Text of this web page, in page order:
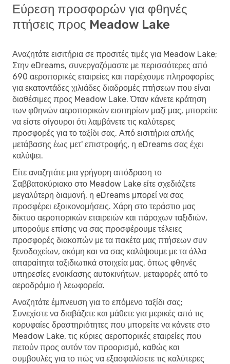
Εύρεση προσφορών για φθηνές
πτήσεις προς Meadow Lake
Αναζητάτε εισιτήρια σε προσιτές τιμές για Meadow Lake;
Στην eDreams, συνεργαζόμαστε με περισσότερες από
690 αεροπορικές εταιρείες και παρέχουμε πληροφορίες
για εκατοντάδες χιλιάδες διαδρομές πτήσεων που είναι
διαθέσιμες προς Meadow Lake. Όταν κάνετε κράτηση
των φθηνών αεροπορικών εισιτηρίων μαζί μας, μπορείτε
να είστε σίγουροι ότι λαμβάνετε τις καλύτερες
προσφορές για το ταξίδι σας. Από εισιτήρια απλής
μετάβασης έως μετ' επιστροφής, η eDreams σας έχει
καλύψει.
Είτε αναζητάτε μια γρήγορη απόδραση το
Σαββατοκύριακο στο Meadow Lake είτε σχεδιάζετε
μεγαλύτερη διαμονή, η eDreams μπορεί να σας
προσφέρει εξοικονομήσεις. Χάρη στο τεράστιο μας
δίκτυο αεροπορικών εταιρειών και πάροχων ταξιδιών,
μπορούμε επίσης να σας προσφέρουμε τέλειες
προσφορές διακοπών με τα πακέτα μας πτήσεων συν
ξενοδοχείων, ακόμη και να σας καλύψουμε με τα άλλα
απαραίτητα ταξιδιωτικά στοιχεία μας, όπως φθηνές
υπηρεσίες ενοικίασης αυτοκινήτων, μεταφορές από το
αεροδρόμιο ή λεωφορεία.
Αναζητάτε έμπνευση για το επόμενο ταξίδι σας;
Συνεχίστε να διαβάζετε και μάθετε για μερικές από τις
κορυφαίες δραστηριότητες που μπορείτε να κάνετε στο
Meadow Lake, τις κύριες αεροπορικές εταιρείες που
πετούν προς αυτόν τον προορισμό, καθώς και
συμβουλές για το πώς να εξασφαλίσετε τις καλύτερες